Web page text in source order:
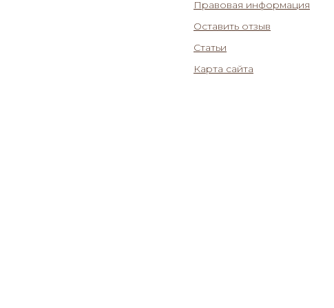
Правовая информация
Оставить отзыв
Статьи
Карта сайта